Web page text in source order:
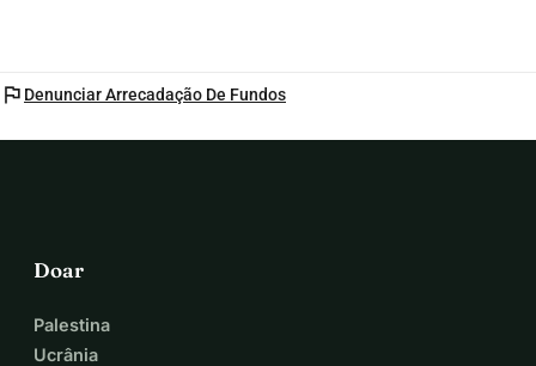
flag Denunciar Arrecadação De Fundos
Doar
Palestina
Ucrânia